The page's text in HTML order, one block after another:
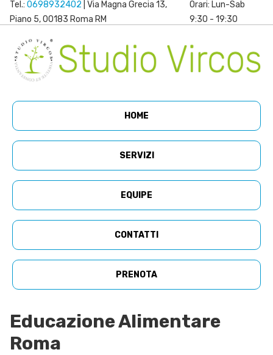
Tel.: 0698932402 | Via Magna Grecia 13,
Piano 5, 00183 Roma RM
Orari: Lun-Sab
9:30 - 19:30
HOME
SERVIZI
EQUIPE
CONTATTI
PRENOTA
Educazione Alimentare
Roma